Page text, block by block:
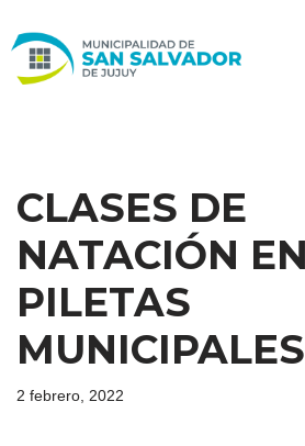
al
CLASES DE
NATACIÓN
PILETAS
MUNICIPALES
2 febrero, 2022